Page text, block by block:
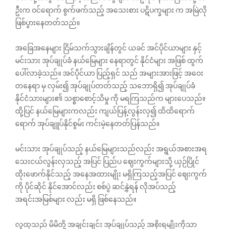
ဦးက ဝင်ရောက် စွက်ဖက်သည့် အသေးစား ပဋိပက္ခများ က အမြဲလို
ဖြစ်ပွားနေတတ်သည်။
အခြေအနေများ ငြိမ်သက်သွားချိန်တွင် ယခင် အင်ပိုင်ယာများ နှင့်
မင်းသား အုပ်ချုပ်ခံ နယ်မြေများ နေရာတွင် နိုင်ငံများ အဖြစ် ထွက်
ပေါ်လာခဲ့သည်။ အင်ပိုင်ယာ ပြည့်ရှင် သည် အများအားဖြင့် အဝေး
တ‌နေရာ မှ လှမ်း၍ အုပ်ချုပ်တတ်သည့် သဘောရှိ၍ အုပ်ချုပ်ခံ
နိုင်ငံသားများ၏ သစ္စာစောင့်သိမှု ကို မရကြသည်က များပေသည်။
ထို့ပြင် နယ်မြေများကလည်း ကျယ်ပြန့်လွန်းလှ၍ ထိထိရောက်
ရောက် အုပ်ချူပ်နိုင်စွမ်း ကင်းမဲ့နေတတ်ပြန်သည်။
မင်းသား အုပ်ချုပ်သည့် နယ်မြေများသည်လည်း အရွယ်အစားအရ
သေးငယ်လွန်းလှသည့် အပြင် ပြည်ပ ဈေးကွက်များသို့ ယှဉ်ပြိုင်
ထိုးဖောက်နိုင်သည့် အနေအထားမျိုး မရှိကြသည့်အပြင် ဈေးကွက်
ကို ပိုင်ဆိုင် နိုင်အောင်လည်း စစ်ပွဲ ဆင်နွှဲရန် လိုအပ်သည့်
အရင်းအမြစ်များ လည်း မရှိ ဖြစ်နေသည်။
လူထုသည် မိမိတို့ အချင်းချင်း အုပ်ချုပ်သည့် အစိုးရမျိုးကိုသာ